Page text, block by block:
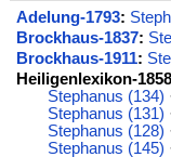
Adelung-1793:
Brockhaus-1837:
Brockhaus-1911:
Heiligenlexikon-
Stephanus (134)
Stephanus (131)
Stephanus (128)
Stephanus (145)